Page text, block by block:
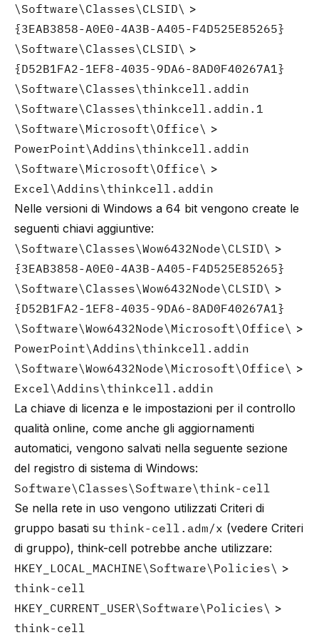
\Software\Classes\CLSID\ >
{3EAB3858-A0E0-4A3B-A405-F4D525E85265}
\Software\Classes\CLSID\ >
{D52B1FA2-1EF8-4035-9DA6-8AD0F40267A1}
\Software\Classes\thinkcell.addin
\Software\Classes\thinkcell.addin.1
\Software\Microsoft\Office\ >
PowerPoint\Addins\thinkcell.addin
\Software\Microsoft\Office\ >
Excel\Addins\thinkcell.addin
Nelle versioni di Windows a 64 bit vengono create le
seguenti chiavi aggiuntive:
\Software\Classes\Wow6432Node\CLSID\ >
{3EAB3858-A0E0-4A3B-A405-F4D525E85265}
\Software\Classes\Wow6432Node\CLSID\ >
{D52B1FA2-1EF8-4035-9DA6-8AD0F40267A1}
\Software\Wow6432Node\Microsoft\Office\ >
PowerPoint\Addins\thinkcell.addin
\Software\Wow6432Node\Microsoft\Office\ >
Excel\Addins\thinkcell.addin
La chiave di licenza e le impostazioni per il controllo
qualità online, come anche gli aggiornamenti
automatici, vengono salvati nella seguente sezione
del registro di sistema di Windows:
Software\Classes\Software\think-cell
Se nella rete in uso vengono utilizzati Criteri di
gruppo basati su think-cell.adm/x (vedere Criteri
di gruppo), think-cell potrebbe anche utilizzare:
HKEY_LOCAL_MACHINE\Software\Policies\ >
think-cell
HKEY_CURRENT_USER\Software\Policies\ >
think-cell